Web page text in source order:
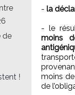
de
!
- la
- le
moins
moins
de